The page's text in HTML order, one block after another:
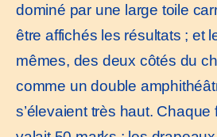
dominé par une large toile
être affichés les résultats ; et
mêmes, des deux côtés du
comme un double
s’élevaient très haut.